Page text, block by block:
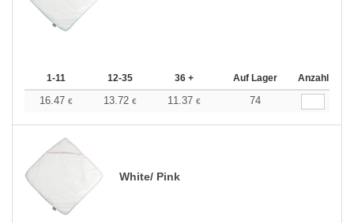
1-11 12-35 36 + Auf Lager Anzahl
16.47 € 13.72 € 11.37 € 74
White/ Pink